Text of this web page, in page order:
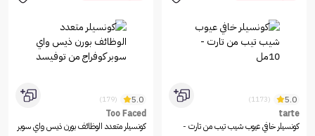
5.0
(1173)
tarte
كونسيلر خافي عيوب شيب تيب من تارت -
5.0
(179)
Too Faced
كونسيلر متعدد الوظائف بورن ذيس واي سوبر